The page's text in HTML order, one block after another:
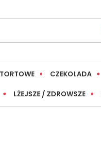
CZEKOLADA
LŻEJSZE / ZDROWSZE